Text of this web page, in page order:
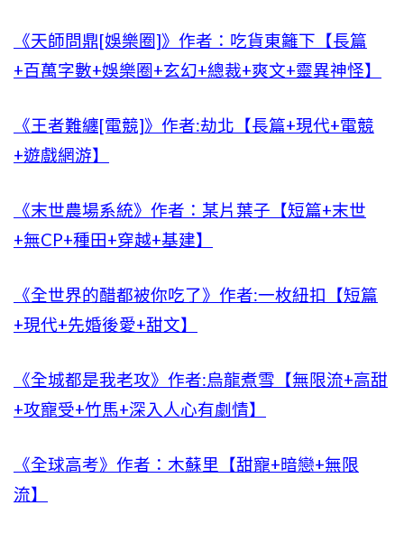
《天師問鼎[娛樂圈]》作者：吃貨東籬下【長篇
+百萬字數+娛樂圈+玄幻+總裁+爽文+靈異神怪】
《王者難纏[電競]》作者:劫北【長篇+現代+電競
+遊戲網游】
《末世農場系統》作者：某片葉子【短篇+末世
+無CP+種田+穿越+基建】
《全世界的醋都被你吃了》作者:一枚紐扣【短篇
+現代+先婚後愛+甜文】
《全城都是我老攻》作者:烏龍煮雪【無限流+高甜
+攻寵受+竹馬+深入人心有劇情】
《全球高考》作者：木蘇里【甜寵+暗戀+無限
流】